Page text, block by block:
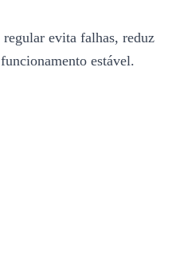
evita falhas, reduz
estável.